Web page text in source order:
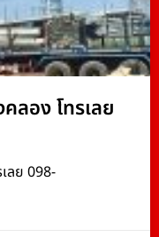
ลอง โทรเลย
ลย 098-